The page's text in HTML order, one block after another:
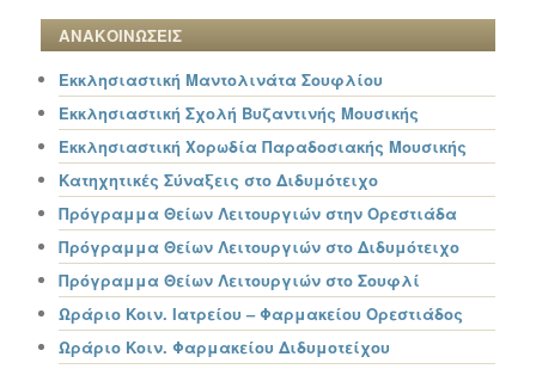
ΑΝΑΚΟΙΝΩΣΕΙΣ
Εκκλησιαστική Μαντολινάτα Σουφλίου
Εκκλησιαστική Σχολή Βυζαντινής Μουσικής
Εκκλησιαστική Χορωδία Παραδοσιακής Μουσικής
Κατηχητικές Σύναξεις στο Διδυμότειχο
Πρόγραμμα Θείων Λειτουργιών στην Ορεστιάδα
Πρόγραμμα Θείων Λειτουργιών στο Διδυμότειχο
Πρόγραμμα Θείων Λειτουργιών στο Σουφλί
Ωράριο Κοιν. Ιατρείου – Φαρμακείου Ορεστιάδος
Ωράριο Κοιν. Φαρμακείου Διδυμοτείχου